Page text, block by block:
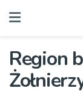
Region